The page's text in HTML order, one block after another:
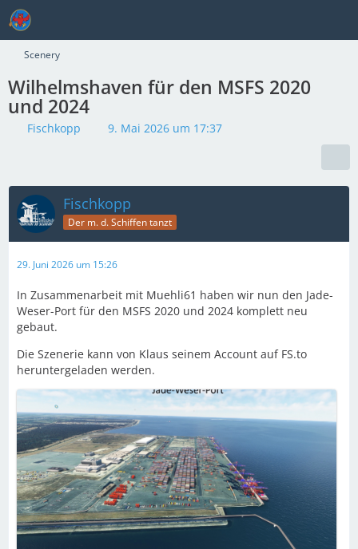
Scenery
Wilhelmshaven für den MSFS 2020
und 2024
Fischkopp 9. Mai 2026 um 17:37
Fischkopp
Der m. d. Schiffen tanzt
29. Juni 2026 um 15:26
In Zusammenarbeit mit Muehli61 haben wir nun den Jade-
Weser-Port für den MSFS 2020 und 2024 komplett neu
gebaut.
Die Szenerie kann von Klaus seinem Account auf FS.to
heruntergeladen werden.